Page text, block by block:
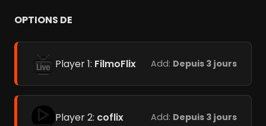
OPTIONS DE
Player 1: FilmoFlix Add: Depuis 3 jours
Player 2: coflix Add: Depuis 3 jours